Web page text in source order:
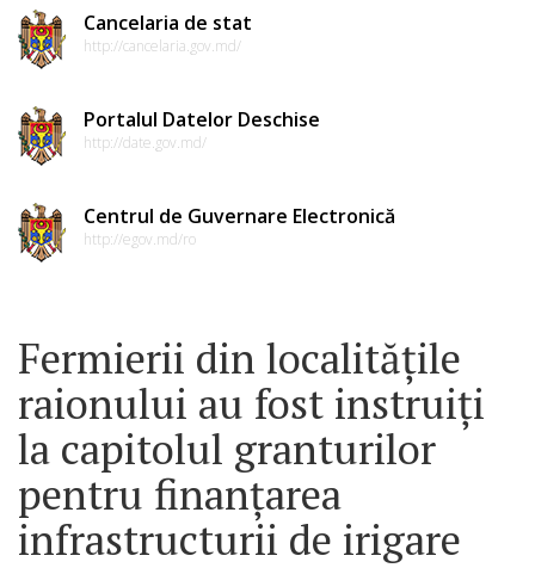
Cancelaria de stat
http://cancelaria.gov.md/
Portalul Datelor Deschise
http://date.gov.md/
Centrul de Guvernare Electronică
http://egov.md/ro
Fermierii din localitățile
raionului au fost instruiți
la capitolul granturilor
pentru finanțarea
infrastructurii de irigare